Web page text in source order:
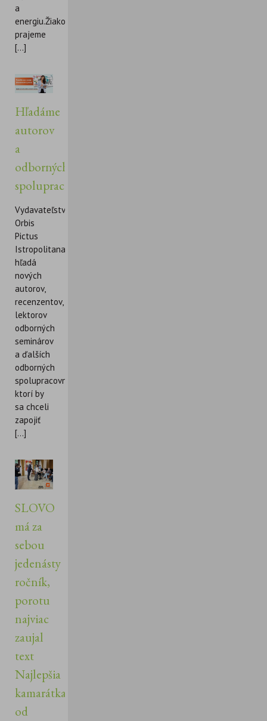
a
energiu.Žiakom
prajeme
[...]
Hľadáme
autorov
a
odborných
spolupracovníkov
Vydavateľstvo
Orbis
Pictus
Istropolitana
hľadá
nových
autorov,
recenzentov,
lektorov
odborných
seminárov
a ďalších
odborných
spolupracovníkov,
ktorí by
sa chceli
zapojiť
[...]
SLOVO
má za
sebou
jedenásty
ročník,
porotu
najviac
zaujal
text
Najlepšia
kamarátka
od